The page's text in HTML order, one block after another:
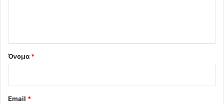
Όνομα *
Email *